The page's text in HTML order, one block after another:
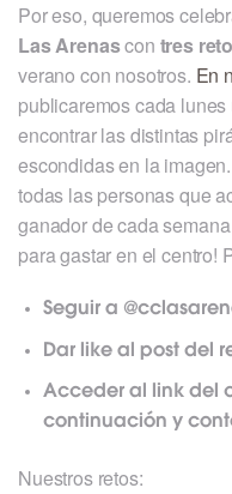
Por eso, queremos
Las Arenascon tres
verano con nosotros. En
publicaremos cada
encontrar las distintas
escondidas en la
todas las personas que
ganador de cada
para gastar en el centro!
Seguir a
Dar like al post del
Acceder al link del
continuación y
Nuestros retos: